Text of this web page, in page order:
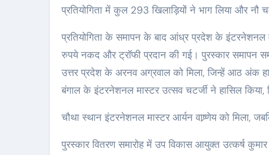
प्रतियोगिता में कुल 293 खिलाड़ियों ने भाग लिया और
प्रतियोगिता के समापन के बाद आंध्र प्रदेश के इंटरनेशनल
रुपये नकद और ट्रॉफी प्रदान की गई। पुरस्कार समापन
उत्तर प्रदेश के अरनव अग्रवाल को मिला, जिन्हें आठ अंक
बंगाल के इंटरनेशनल मास्टर उत्सव चटर्जी ने हासिल किया,
चौथा स्थान इंटरनेशनल मास्टर आर्यन वाष्र्णेय को मिला,
पुरस्कार वितरण समारोह में उप विकास आयुक्त उत्कर्ष